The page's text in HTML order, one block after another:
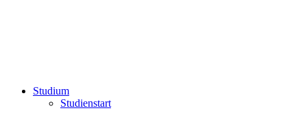
Studium
Studienstart